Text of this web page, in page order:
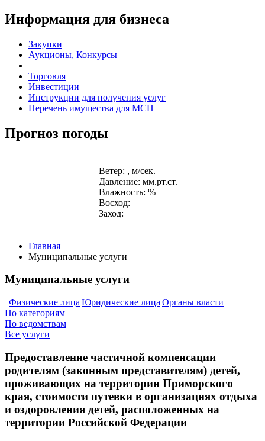
Информация для бизнеса
Закупки
Аукционы, Конкурсы
Торговля
Инвестиции
Инструкции для получения услуг
Перечень имущества для МСП
Прогноз погоды
Ветер: , м/сек.
Давление: мм.рт.ст.
Влажность: %
Восход:
Заход:
Главная
Муниципальные услуги
Муниципальные услуги
Физические лица Юридические лица Органы власти
По категориям
По ведомствам
Все услуги
Предоставление частичной компенсации
родителям (законным представителям) детей,
проживающих на территории Приморского
края, стоимости путевки в организациях отдыха
и оздоровления детей, расположенных на
территории Российской Федерации